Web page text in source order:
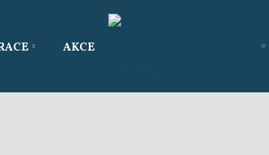
AKCE